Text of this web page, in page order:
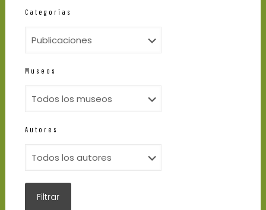
Categorías
Museos
Autores